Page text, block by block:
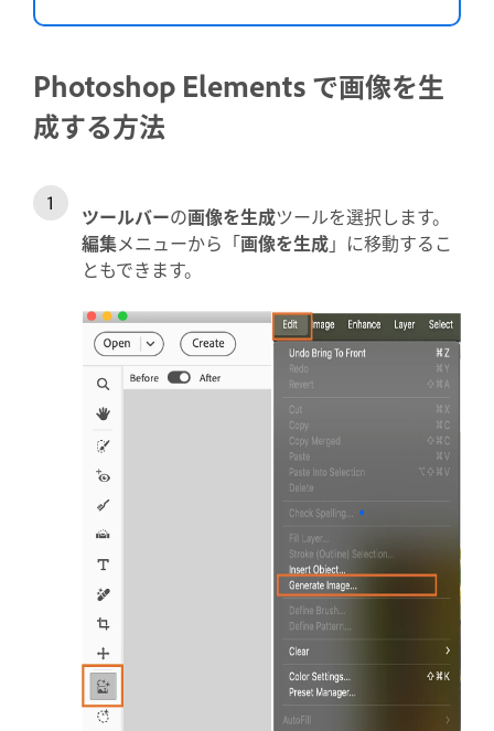
Photoshop Elements で画像を生
成する方法
ツールバーの画像を生成ツールを選択します。
編集メニューから「画像を生成」に移動するこ
ともできます。